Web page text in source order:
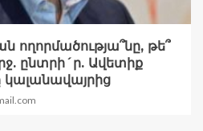
ողորմածությա՞նը, թե՞
ընտրի´ր. Ավետիք
կալանավայրից